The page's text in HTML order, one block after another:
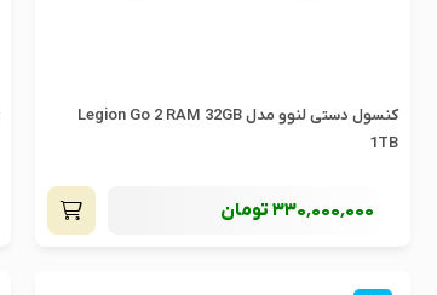
کنسول دستی لنوو مدل Legion Go 2 RAM 32GB
1TB
330٬000٬000تومان